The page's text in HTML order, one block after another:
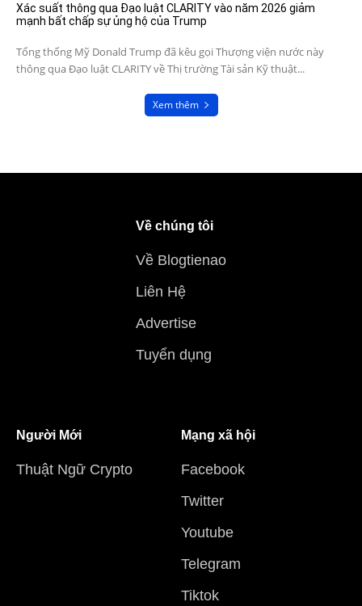
Xác suất thông qua Đạo luật CLARITY vào năm 2026 giảm
mạnh bất chấp sự ủng hộ của Trump
Tổng thống Mỹ Donald Trump đã kêu gọi Thượng viện nước này
thông qua Đạo luật CLARITY về Thị trường Tài sản Kỹ thuật...
Xem thêm
Về chúng tôi
Về Blogtienao
Liên Hệ
Advertise
Tuyển dụng
Người Mới
Thuật Ngữ Crypto
Mạng xã hội
Facebook
Twitter
Youtube
Telegram
Tiktok